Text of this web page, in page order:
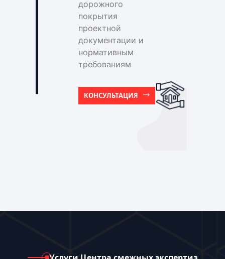
дорожного
покрытия
проектной
документации и
нормативным
требованиям
КОНСУЛЬТАЦИЯ